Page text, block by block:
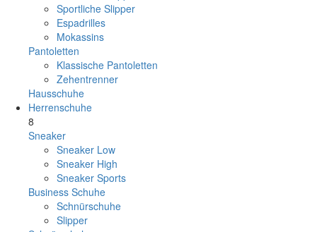
Sportliche Slipper
Espadrilles
Mokassins
Pantoletten
Klassische Pantoletten
Zehentrenner
Hausschuhe
Herrenschuhe
8
Sneaker
Sneaker Low
Sneaker High
Sneaker Sports
Business Schuhe
Schnürschuhe
Slipper